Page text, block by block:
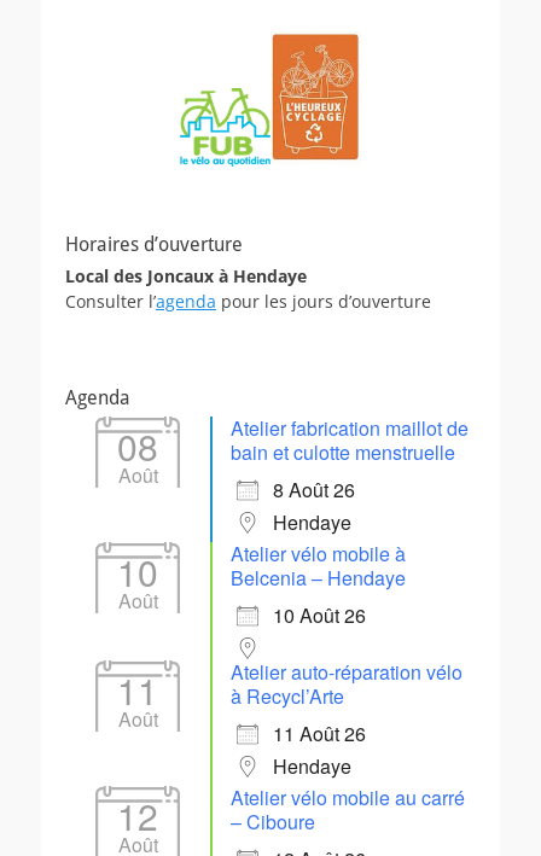
Horaires d’ouverture
Local des Joncaux à Hendaye
Consulter l’agenda pour les jours d’ouverture
Agenda
08
Août
Atelier fabrication maillot de
bain et culotte menstruelle
8 Août 26
Hendaye
10
Août
Atelier vélo mobile à
Belcenia – Hendaye
10 Août 26
11
Août
Atelier auto-réparation vélo
à Recycl’Arte
11 Août 26
Hendaye
12
Août
Atelier vélo mobile au carré
– Ciboure